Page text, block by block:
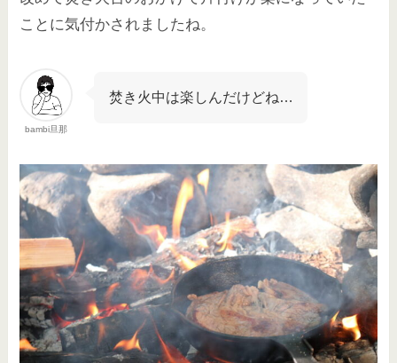
ことに気付かされましたね。
bambi旦那
焚き火中は楽しんだけどね…